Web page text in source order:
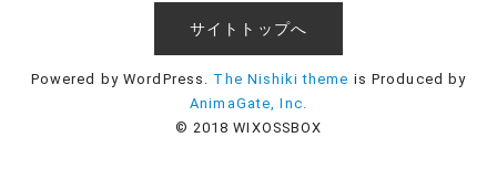
サイトトップへ
Powered by WordPress. The Nishiki theme is Produced by
AnimaGate, Inc.
© 2018 WIXOSSBOX